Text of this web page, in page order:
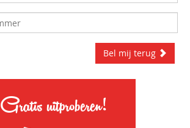
Bel mij terug
Gratis uitproberen!